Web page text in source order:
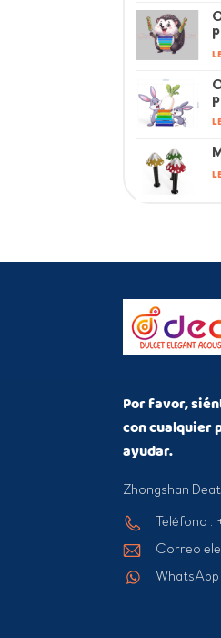
Por favor,
con cualquier
ayudar.
Zhongshan
Teléfono
Correo